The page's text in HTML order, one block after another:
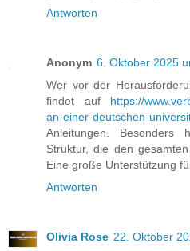
Antworten
Anonym 6. Oktober 2025
Wer vor der
findet auf https://
an-einer-deutschen-
Anleitungen. Besonders
Struktur, die den
Eine große Unterstützung
Antworten
Olivia Rose 22. Oktober